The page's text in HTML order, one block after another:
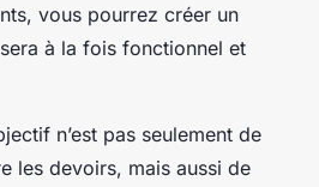
vous pourrez créer un
à la fois fonctionnel et
n’est pas seulement de
les devoirs, mais aussi de